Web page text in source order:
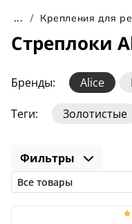
Крепления для
Стреплоки
Бренды: Alice
Ernie Ball
MusicNomad
Ortega
Теги: Золотистые
Фильтры